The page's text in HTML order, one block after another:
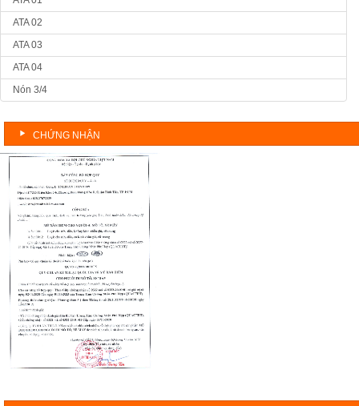
ATA 02
ATA 03
ATA 04
Nón 3/4
CHỨNG NHẬN